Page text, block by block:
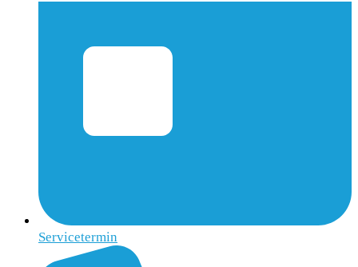
Servicetermin